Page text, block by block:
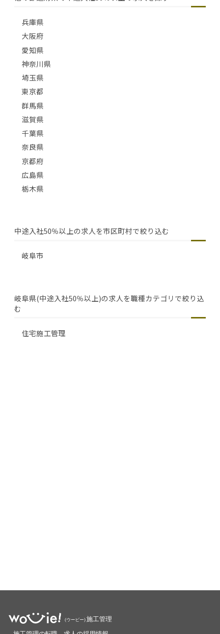
兵庫県
大阪府
愛知県
神奈川県
埼玉県
東京都
群馬県
滋賀県
千葉県
奈良県
京都府
広島県
栃木県
中途入社50％以上の求人を市区町村で絞り込む
岐阜市
岐阜県(中途入社50％以上)の求人を職種カテゴリで絞り込
む
住宅施工管理